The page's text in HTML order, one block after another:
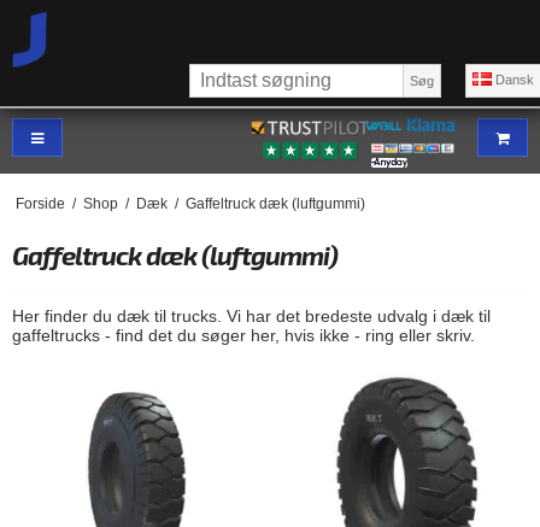
Dansk
Søg
Forside / Shop / Dæk / Gaffeltruck dæk (luftgummi)
Gaffeltruck dæk (luftgummi)
Her finder du dæk til trucks. Vi har det bredeste udvalg i dæk til
gaffeltrucks - find det du søger her, hvis ikke - ring eller skriv.